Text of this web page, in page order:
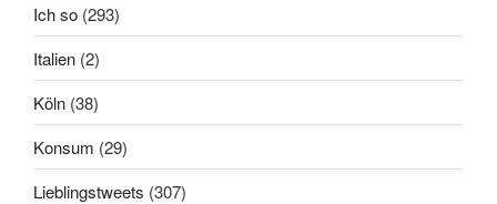
Ich so (293)
Italien (2)
Köln (38)
Konsum (29)
Lieblingstweets (307)